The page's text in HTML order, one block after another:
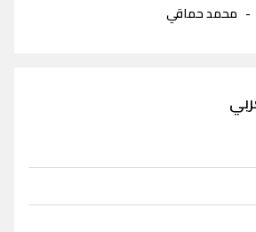
- محمد حماقي